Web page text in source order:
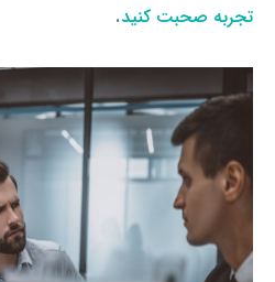
تجربه صحبت کنید.